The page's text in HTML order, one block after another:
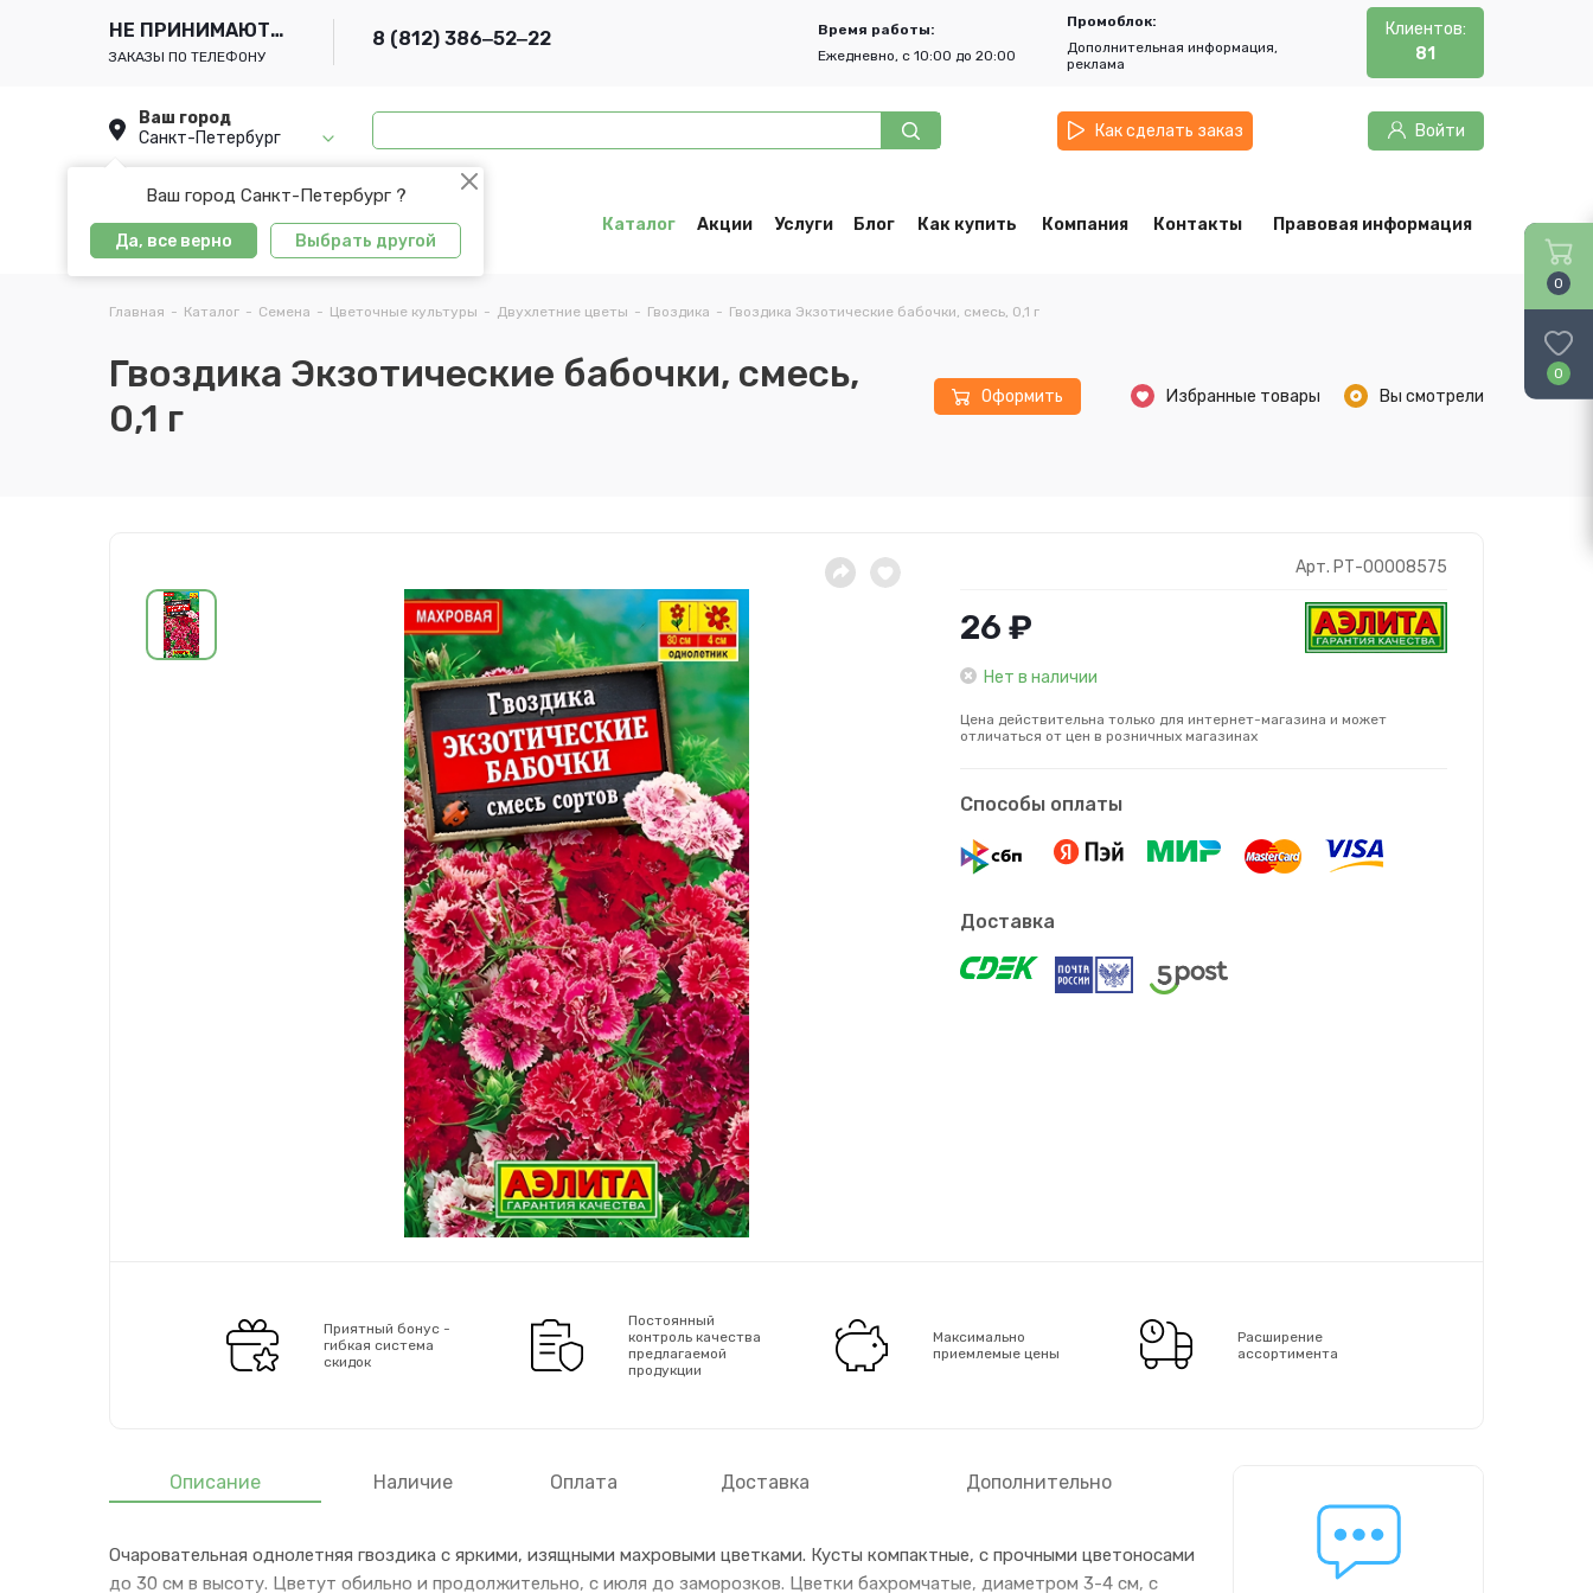
НЕ ПРИНИМАЮТСЯ
ЗАКАЗЫ ПО ТЕЛЕФОНУ
8 (812) 386‒52‒22
Время работы:
Ежедневно, с 10:00 до 20:00
Промоблок:
Дополнительная информация,
реклама
Клиентов:
81
Ваш город
Санкт-Петербург
Ваш город Санкт-Петербург ?
Да, все верно Выбрать другой
Как сделать заказ Войти
Каталог Акции Услуги Блог Как купить Компания Контакты Правовая информация
Главная - Каталог - Семена - Цветочные культуры - Двухлетние цветы - Гвоздика - Гвоздика Экзотические бабочки, смесь, 0,1 г
Гвоздика Экзотические бабочки, смесь,
0,1 г
Оформить Избранные товары Вы смотрели
Арт. РТ-00008575
26 ₽
Нет в наличии
Цена действительна только для интернет-магазина и может
отличаться от цен в розничных магазинах
Способы оплаты
Доставка
Приятный бонус -
гибкая система
скидок
Постоянный
контроль качества
предлагаемой
продукции
Максимально
приемлемые цены
Расширение
ассортимента
Описание Наличие Оплата Доставка Дополнительно
Очаровательная однолетняя гвоздика с яркими, изящными махровыми цветками. Кусты компактные, с прочными цветоносами
до 30 см в высоту. Цветут обильно и продолжительно, с июля до заморозков. Цветки бахромчатые, диаметром 3-4 см, с
0
0